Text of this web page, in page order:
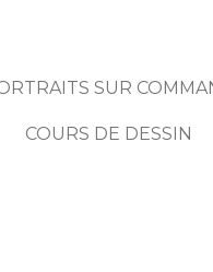
SUR
COURS DE DESSIN